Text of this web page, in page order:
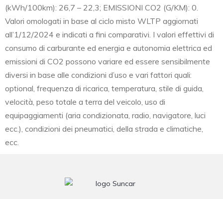
(kWh/100km): 26,7 – 22,3; EMISSIONI CO2 (G/KM): 0.
Valori omologati in base al ciclo misto WLTP aggiornati
all’1/12/2024 e indicati a fini comparativi. I valori effettivi di
consumo di carburante ed energia e autonomia elettrica ed
emissioni di CO2 possono variare ed essere sensibilmente
diversi in base alle condizioni d’uso e vari fattori quali:
optional, frequenza di ricarica, temperatura, stile di guida,
velocità, peso totale a terra del veicolo, uso di
equipaggiamenti (aria condizionata, radio, navigatore, luci
ecc.), condizioni dei pneumatici, della strada e climatiche,
ecc.